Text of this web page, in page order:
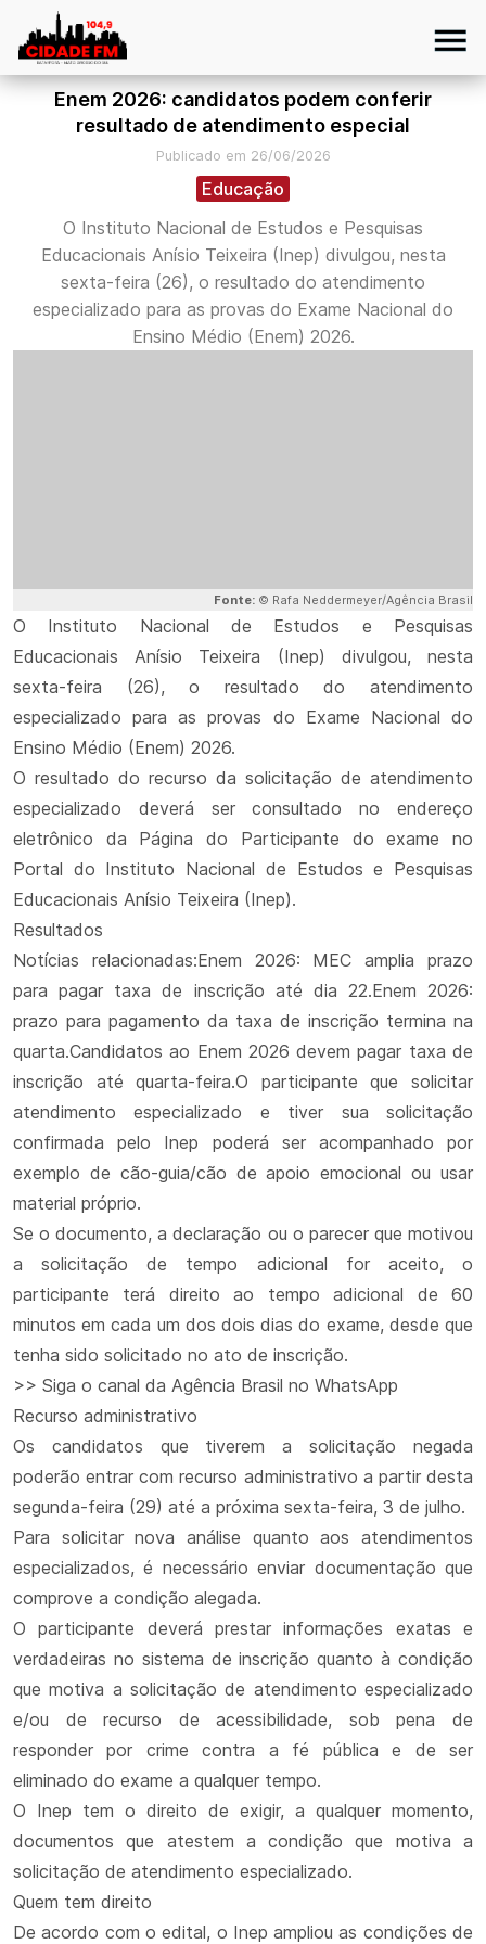
Enem 2026: candidatos podem conferir
resultado de atendimento especial
Publicado em 26/06/2026
Educação
O Instituto Nacional de Estudos e Pesquisas
Educacionais Anísio Teixeira (Inep) divulgou, nesta
sexta-feira (26), o resultado do atendimento
especializado para as provas do Exame Nacional do
Ensino Médio (Enem) 2026.
Fonte: © Rafa Neddermeyer/Agência Brasil
O Instituto Nacional de Estudos e Pesquisas
Educacionais Anísio Teixeira (Inep) divulgou, nesta
sexta-feira (26), o resultado do atendimento
especializado para as provas do Exame Nacional do
Ensino Médio (Enem) 2026.
O resultado do recurso da solicitação de atendimento
especializado deverá ser consultado no endereço
eletrônico da Página do Participante do exame no
Portal do Instituto Nacional de Estudos e Pesquisas
Educacionais Anísio Teixeira (Inep).
Resultados
Notícias relacionadas:Enem 2026: MEC amplia prazo
para pagar taxa de inscrição até dia 22.Enem 2026:
prazo para pagamento da taxa de inscrição termina na
quarta.Candidatos ao Enem 2026 devem pagar taxa de
inscrição até quarta-feira.O participante que solicitar
atendimento especializado e tiver sua solicitação
confirmada pelo Inep poderá ser acompanhado por
exemplo de cão-guia/cão de apoio emocional ou usar
material próprio.
Se o documento, a declaração ou o parecer que motivou
a solicitação de tempo adicional for aceito, o
participante terá direito ao tempo adicional de 60
minutos em cada um dos dois dias do exame, desde que
tenha sido solicitado no ato de inscrição.
>> Siga o canal da Agência Brasil no WhatsApp
Recurso administrativo
Os candidatos que tiverem a solicitação negada
poderão entrar com recurso administrativo a partir desta
segunda-feira (29) até a próxima sexta-feira, 3 de julho.
Para solicitar nova análise quanto aos atendimentos
especializados, é necessário enviar documentação que
comprove a condição alegada.
O participante deverá prestar informações exatas e
verdadeiras no sistema de inscrição quanto à condição
que motiva a solicitação de atendimento especializado
e/ou de recurso de acessibilidade, sob pena de
responder por crime contra a fé pública e de ser
eliminado do exame a qualquer tempo.
O Inep tem o direito de exigir, a qualquer momento,
documentos que atestem a condição que motiva a
solicitação de atendimento especializado.
Quem tem direito
De acordo com o edital, o Inep ampliou as condições de